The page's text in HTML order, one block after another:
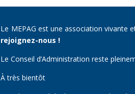
Le MEPAG est une association
rejoignez-nous !
Le Conseil d’Administration reste
À très bientôt